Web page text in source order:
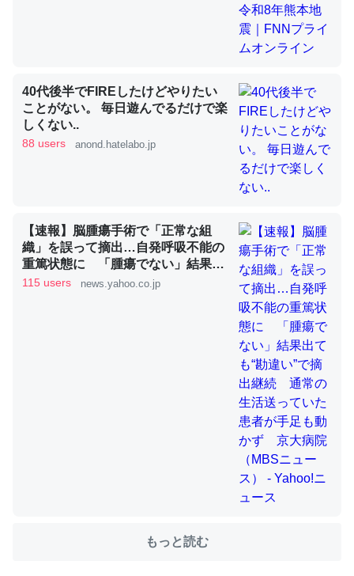
論文では「淡水はカルシウムも酸素も不足してて両方に不
利だから両方が拮抗してるのでは」とあって面白い。海に
いる鋏角類（カブトガニ・ウミグモ）はカルシウムを使わ
─ニュース :: 【研究発表】昆虫学の大問題＝「昆虫はなぜ海にいな
いのか」に関する新仮説
類は苦労してるんだな…。腹足類だと殻を無くしてナメク
ジになったり努力してるし。
─ニュース :: 【研究発表】昆虫学の大問題＝「昆虫はなぜ海にいな
いのか」に関する新仮説
ウチもEchoを実家に置いて４年。でたまに覗いてる。ぼ
ちぼちRingも置こうかと画策中。あと、Googleマップで
位置情報を共有してる。電池残量や充電中かが分かるので
─たまにLINEするくらいだった遠方の父67歳と僕。ITツール導入で
コミュニケーションが劇的に変化した｜tayorini by LIFULL介護
40代後半でFIREしたけどやりたい
ことがない。 毎日遊んでるだけで楽
しくない..
88 users anond.hatelabo.jp
【速報】脳腫瘍手術で「正常な組
織」を誤って摘出…自発呼吸不能の
重篤状態に 「腫瘍でない」結果出
ても“勘違い”で摘出継続 通常の生
115 users news.yahoo.co.jp
もっと読む